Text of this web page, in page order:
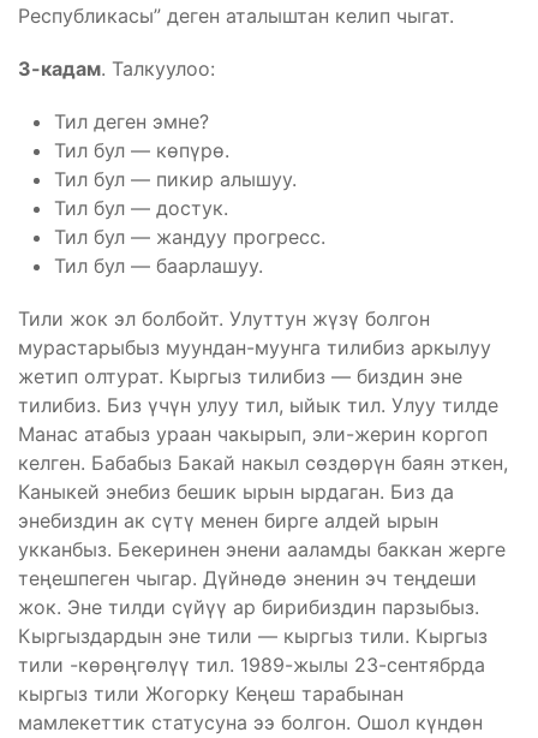
Республикасы” деген аталыштан келип чыгат.
3-кадам. Талкуулоо:
Тил деген эмне?
Тил бул — көпүрө.
Тил бул — пикир алышуу.
Тил бул — достук.
Тил бул — жандуу прогресс.
Тил бул — баарлашуу.
Тили жок эл болбойт. Улуттун жүзү болгон
мурастарыбыз муундан-муунга тилибиз аркылуу
жетип олтурат. Кыргыз тилибиз — биздин эне
тилибиз. Биз үчүн улуу тил, ыйык тил. Улуу тилде
Манас атабыз ураан чакырып, эли-жерин коргоп
келген. Бабабыз Бакай накыл сөздөрүн баян эткен,
Каныкей энебиз бешик ырын ырдаган. Биз да
энебиздин ак сүтү менен бирге алдей ырын
укканбыз. Бекеринен энени ааламды баккан жерге
теңешпеген чыгар. Дүйнөдө эненин эч теңдеши
жок. Эне тилди сүйүү ар бирибиздин парзыбыз.
Кыргыздардын эне тили — кыргыз тили. Кыргыз
тили -көрөңгөлүү тил. 1989-жылы 23-сентябрда
кыргыз тили Жогорку Кеңеш тарабынан
мамлекеттик статусуна ээ болгон. Ошол күндөн